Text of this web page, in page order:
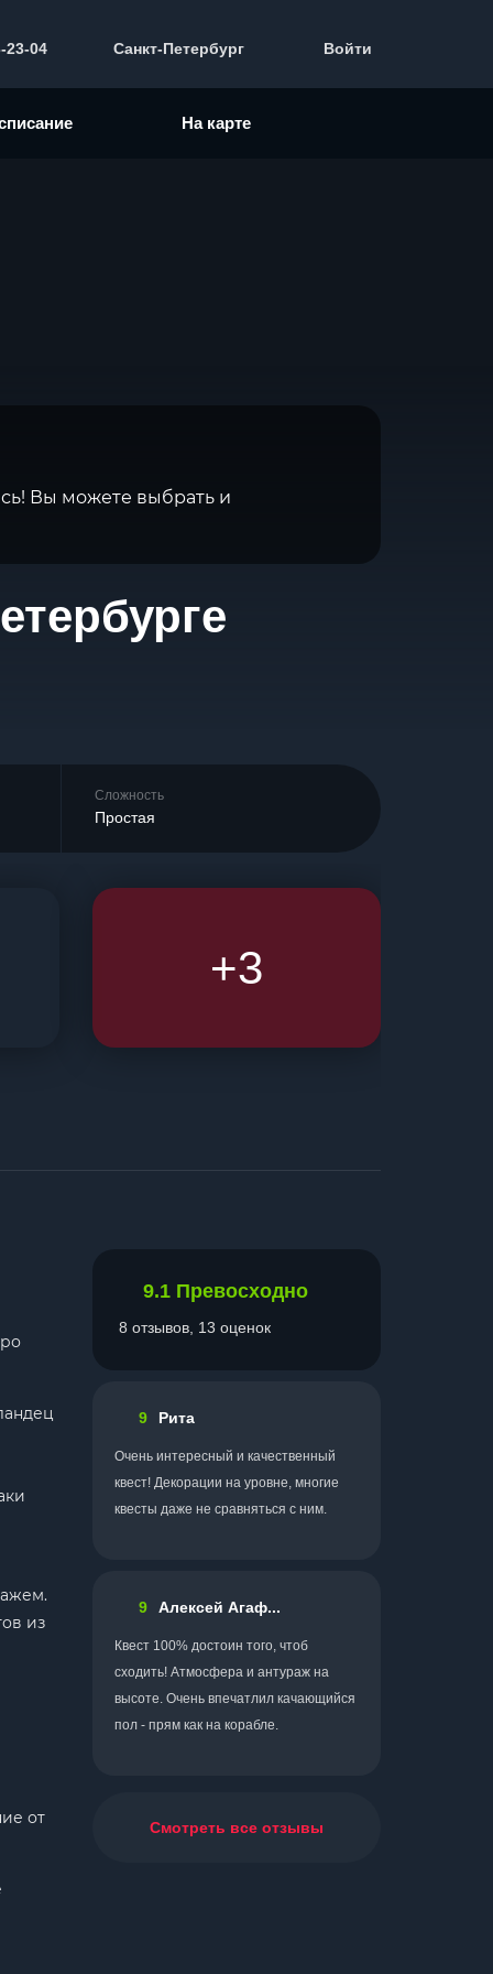
23-04 Санкт-Петербург Войти
На карте
Вы можете выбрать и
Сложность
Простая
+3
из
от
9.1 Превосходно
8 отзывов, 13 оценок
9 Рита
Очень интересный и качественный
квест! Декорации на уровне, многие
квесты даже не сравняться с ним.
9 Алексей Агаф...
Квест 100% достоин того, чтоб
сходить! Атмосфера и антураж на
высоте. Очень впечатлил качающийся
пол - прям как на корабле.
Смотреть все отзывы